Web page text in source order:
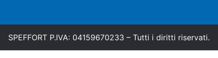
SPEFFORT P.IVA: 04159670233 – Tutti i diritti riservati.